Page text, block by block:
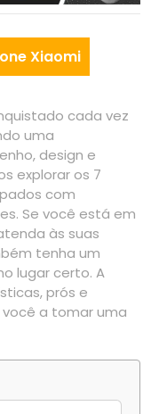
Xiaomi
cada vez
uma
design e
explorar os 7
com
Se você está em
às suas
tenha um
lugar certo. A
prós e
a tomar uma